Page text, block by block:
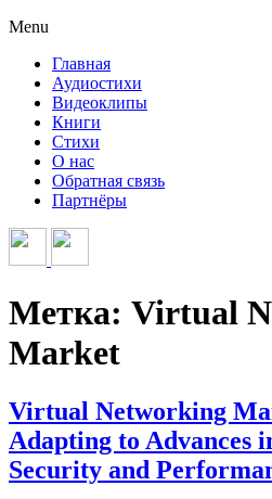
Menu
Главная
Аудиостихи
Видеоклипы
Книги
Стихи
О нас
Обратная связь
Партнёры
Метка: Virtual
Market
Virtual Networking
Adapting to Advances
Security and